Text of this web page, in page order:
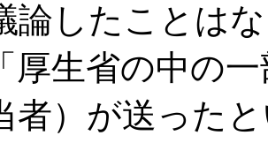
論したことは
厚生省の中の
者）が送った